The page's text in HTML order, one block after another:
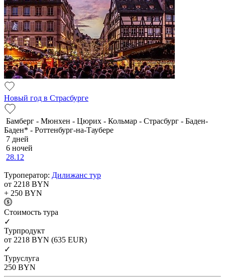
Новый год в Страсбурге
Бамберг - Мюнхен - Цюрих - Кольмар - Страсбург - Баден-
Баден* - Роттенбург-на-Таубере
7 дней
6 ночей
28.12
Туроператор: Дилижанс тур
от 2218 BYN
+ 250 BYN
Cтоимость тура
✓
Турпродукт
от 2218 BYN (635 EUR)
✓
Туруслуга
250 BYN